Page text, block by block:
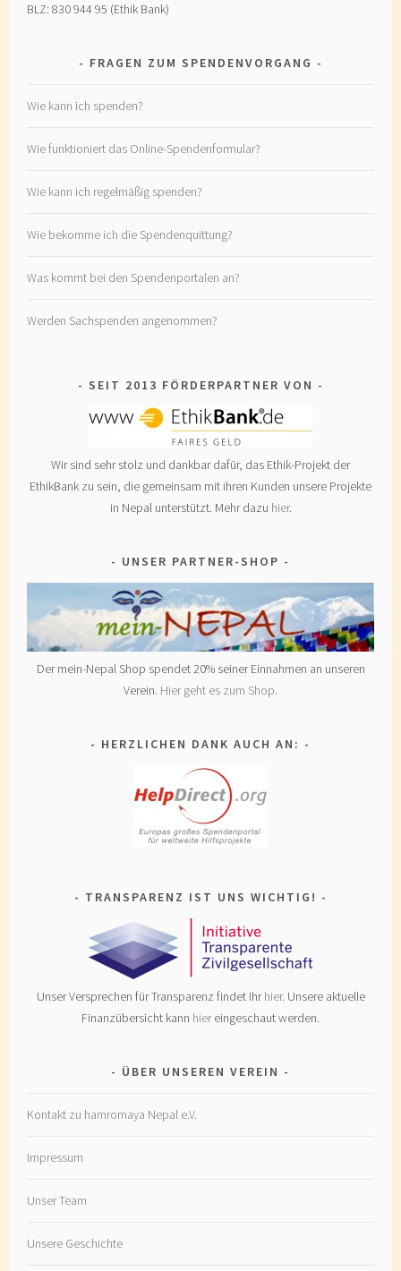
BLZ: 830 944 95 (Ethik Bank)
FRAGEN ZUM SPENDENVORGANG
Wie kann ich spenden?
Wie funktioniert das Online-Spendenformular?
Wie kann ich regelmäßig spenden?
Wie bekomme ich die Spendenquittung?
Was kommt bei den Spendenportalen an?
Werden Sachspenden angenommen?
SEIT 2013 FÖRDERPARTNER VON
Wir sind sehr stolz und dankbar dafür, das Ethik-Projekt der
EthikBank zu sein, die gemeinsam mit ihren Kunden unsere Projekte
in Nepal unterstützt. Mehr dazu hier.
UNSER PARTNER-SHOP
Der mein-Nepal Shop spendet 20% seiner Einnahmen an unseren
Verein. Hier geht es zum Shop.
HERZLICHEN DANK AUCH AN:
TRANSPARENZ IST UNS WICHTIG!
Unser Versprechen für Transparenz findet Ihrhier. Unsere aktuelle
Finanzübersicht kann hiereingeschaut werden.
ÜBER UNSEREN VEREIN
Kontakt zu hamromaya Nepal e.V.
Impressum
Unser Team
Unsere Geschichte